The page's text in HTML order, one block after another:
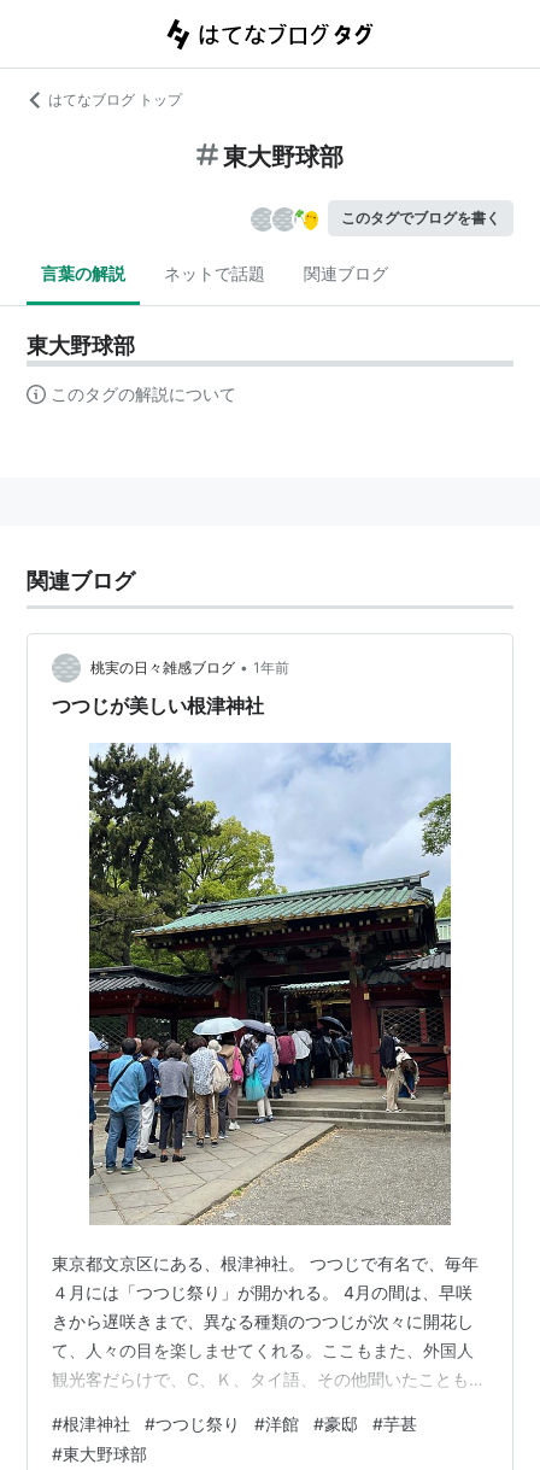
はてなブログ トップ
東大野球部
このタグでブログを書く
言葉の解説 ネットで話題 関連ブログ
東大野球部
このタグの解説について
関連ブログ
桃実の日々雑感ブログ • 1年前
つつじが美しい根津神社
東京都文京区にある、根津神社。 つつじで有名で、毎年
４月には「つつじ祭り」が開かれる。 4月の間は、早咲
きから遅咲きまで、異なる種類のつつじが次々に開花し
て、人々の目を楽しませてくれる。ここもまた、外国人
観光客だらけで、C、Ｋ、タイ語、その他聞いたこともな
列。 つつじたち。つつじ、大好き。 ところで、この、つ
つじを見下ろすような位置に建てられている２つの豪邸
#根津神社 #つつじ祭り #洋館 #豪邸 #芋甚
#東大野球部